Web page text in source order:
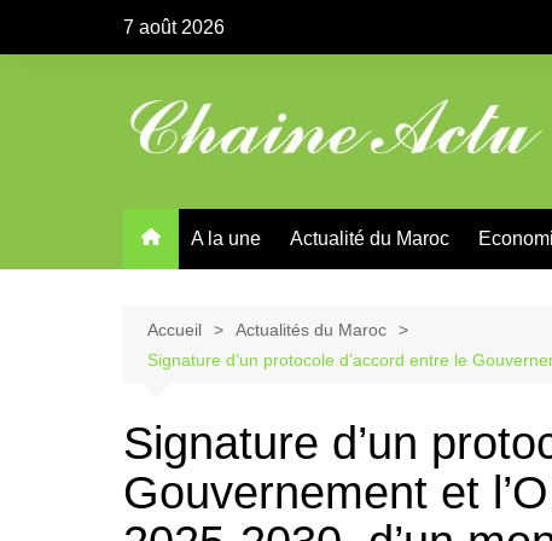
7 août 2026
A la une Actualité du Maroc
Accueil
Actualités du Maroc
Signature d’un protocole d’accord entre le
Signature d’un
Gouvernement et